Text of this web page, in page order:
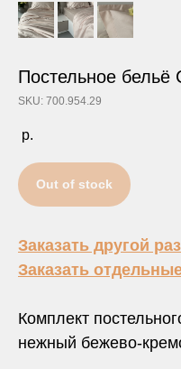
Постельное бельё
SKU: 700.954.29
р.
Out of stock
Заказать другой
Заказать
Комплект
нежный бежево-